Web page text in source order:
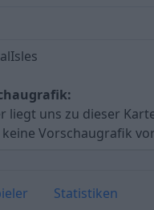
liegt uns zu dieser
Vorschaugrafik
Statistiken